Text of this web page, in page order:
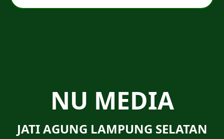
NU MEDIA
JATI AGUNG LAMPUNG SELATAN